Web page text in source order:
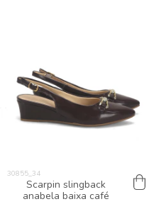
Scarpin slingback
anabela baixa café